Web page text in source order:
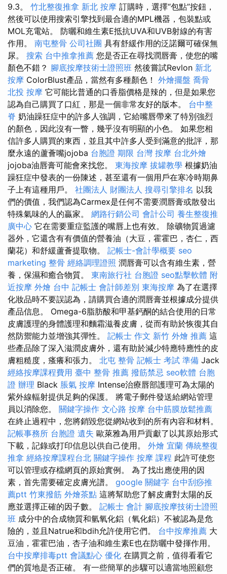
9.3。 竹北整復推拿 新北 按摩 訂購時，選擇“包點”按鈕，
然後可以使用搜索引擎找到最合適的MPL機器，包裝點或
MOL充電站。 防曬和維生素E抵抗UVA和UVB射線的有害
作用。 南屯整骨 公司社團 具有舒緩作用的泛諾爾可確保無
尿。 搜索 台中推拿推薦 您是否正在尋找潤唇膏，使您的嘴
顏色不錯？ 腳底按摩技術士證照班 然後嘗試Revlon 新北
按摩 ColorBlust產品，當然有多種顏色！ 外燴擺盤 喬骨
北投 按摩 它可能比普通的口香脂價格是辣的，但是如果您
認為自己購買了口紅，那是一個非常友好的版本。 台中整
脊 奶油躁狂症中的許多人強調，它給嘴唇帶來了特別強烈
的顏色，因此沒有一瞥，幾乎沒有明顯的小色。 如果您相
信許多人購買的東西，並且其中許多人受到滿意的批評，那
麼永遠的蘆薈嘴jojoba 台胞證 期限 台灣 按摩 台北外燴
jojoba油唇膏可能會來找您。 東海按摩 拔罐教學 根據奶油
躁狂症中發表的一份陳述，甚至還有一個用戶在寒冷時期鼻
子上有這種用戶。 社團法人 財團法人 搜尋引擎排名 以我
們的價值，我們認為Carmex是任何不需要潤唇膏或散發出
特殊氣味的人的贏家。 網路行銷公司 會計公司 養生整復推
廣中心 它在需要重症監護的嘴唇上也有效。 除礦物質過濾
器外，它還含有有價值的營養油（大豆，霍霍巴，杏仁，西
蘭花）和舒緩蘆薈提取物。 記帳士-會計學概要 seo
marketing 整骨 經絡調理證照 潤唇膏可以含有維生素，營
養，保濕和癒合物質。 東南旅行社 台胞證 seo點擊軟體 附
近按摩 外燴 台中 記帳士 會計師差別 東海按摩 為了在選擇
化妝品時不要誤認為，請購買合適的潤唇膏並根據成分提供
產品信息。 Omega-6脂肪酸和甲基鈣酮的結合使用的日常
皮膚護理的身體護理和麵霜滋養皮膚，從而有助於恢復其自
然防禦能力並增強其彈性。 記帳士 作文 新竹 外燴 推薦 這
些產品除了深入滋潤皮膚外，還有助於減少特應特應性的皮
膚粗糙度，瘙癢和張力。 北屯 整骨 記帳士 考試 準備 Jack
經絡按摩課程費用 臺中 整骨 推薦 撥筋禁忌 seo軟體 台胞
證 辦理 Black 脹氣 按摩 Intense治療唇部護理可為太陽的
紫外線輻射提供足夠的保護。 將電子郵件發送給網站管理
員以消除您。 關鍵字操作 文心路 按摩 台中筋膜放鬆推薦
在終止過程中，您將銷毀您從網站收到的所有內容和材料。
記帳事務所 台胞證 遺失 歐萊雅為用戶貢獻了以其原始形式
下載，記錄或打印信息以供自己使用。 外燴 宜蘭 傳統整復
推拿 經絡按摩課程台北 關鍵字操作 按摩 課程 此許可使您
可以管理或存檔網頁的原始實例。 為了找出應使用的因
素，首先需要確定皮膚光譜。 google 關鍵字 台中刮痧推
薦ptt 竹東撥筋 外燴茶點 這將幫助您了解皮膚對太陽的反
應並選擇正確的因子數。 記帳士 會計 腳底按摩技術士證照
班 成分中的合成物質和氫氧化鋁（氧化鋁）不被認為是危
險的，並且Natrue和bdih允許使用它們。 台中按摩推薦 大
豆油，霍霍巴油，杏子油和維生素E也在防曬中發揮作用。
台中按摩排毒ptt 會議點心 優化 在購買之前，值得看看它
們的質地是否正確。 有一些簡單的步驟可以適當地照顧您